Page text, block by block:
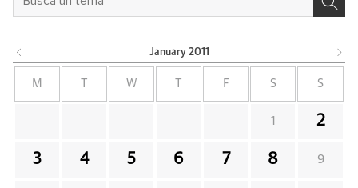
January 2011
M T W T F S S
1 2
3 4 5 6 7 8 9